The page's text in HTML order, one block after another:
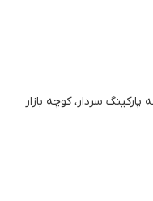
سردار، کوچه بازار